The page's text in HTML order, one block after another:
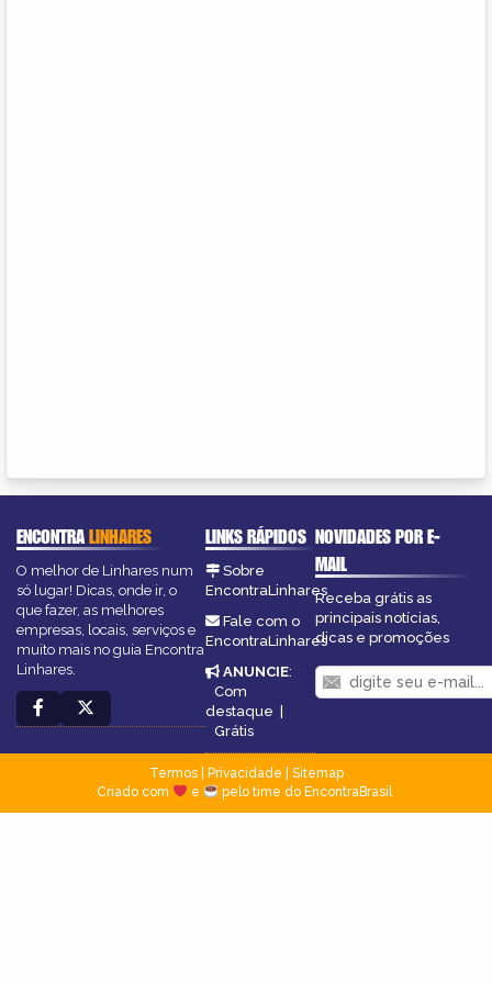
ENCONTRALINHARES
O melhor de Linhares num
só lugar! Dicas, onde ir, o
que fazer, as melhores
empresas, locais, serviços e
muito mais no guia Encontra
Linhares.
LINKS RÁPIDOS
Sobre
EncontraLinhares
Fale com o
EncontraLinhares
ANUNCIE:
Com
destaque
Grátis
NOVIDADES POR E-
MAIL
Receba grátis as
principais notícias,
dicas e promoções
Termos| Privacidade
Sitemap
Criado com
e pelo time do EncontraBrasil